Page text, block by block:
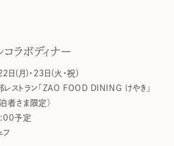
ラボディナー
(月)・23日(火・祝)
ストラン「ZAO FOOD DINING けやき」
者さま限定）
予定